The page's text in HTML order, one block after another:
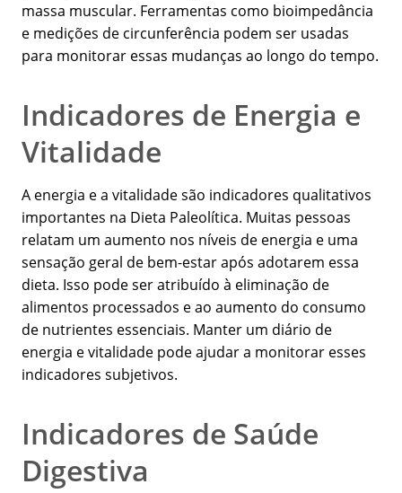
massa muscular. Ferramentas como bioimpedância
e medições de circunferência podem ser usadas
para monitorar essas mudanças ao longo do tempo.
Indicadores de Energia e
Vitalidade
A energia e a vitalidade são indicadores qualitativos
importantes na Dieta Paleolítica. Muitas pessoas
relatam um aumento nos níveis de energia e uma
sensação geral de bem-estar após adotarem essa
dieta. Isso pode ser atribuído à eliminação de
alimentos processados e ao aumento do consumo
de nutrientes essenciais. Manter um diário de
energia e vitalidade pode ajudar a monitorar esses
indicadores subjetivos.
Indicadores de Saúde
Digestiva